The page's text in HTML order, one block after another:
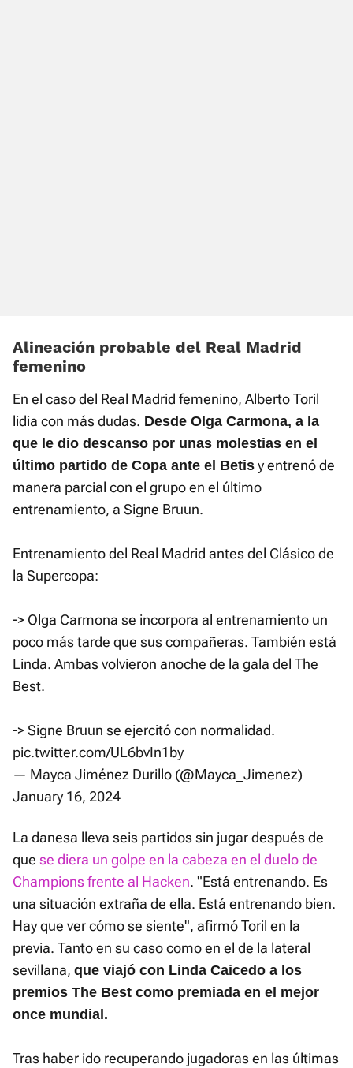
Alineación probable del Real Madrid
femenino
En el caso del Real Madrid femenino, Alberto Toril
lidia con más dudas. Desde Olga Carmona, a la
que le dio descanso por unas molestias en el
último partido de Copa ante el Betis y entrenó de
manera parcial con el grupo en el último
entrenamiento, a Signe Bruun.
Entrenamiento del Real Madrid antes del Clásico de
la Supercopa:
-> Olga Carmona se incorpora al entrenamiento un
poco más tarde que sus compañeras. También está
Linda. Ambas volvieron anoche de la gala del The
Best.
-> Signe Bruun se ejercitó con normalidad.
pic.twitter.com/UL6bvIn1by
— Mayca Jiménez Durillo (@Mayca_Jimenez)
January 16, 2024
La danesa lleva seis partidos sin jugar después de
que se diera un golpe en la cabeza en el duelo de
Champions frente al Hacken. "Está entrenando. Es
una situación extraña de ella. Está entrenando bien.
Hay que ver cómo se siente", afirmó Toril en la
previa. Tanto en su caso como en el de la lateral
sevillana, que viajó con Linda Caicedo a los
premios The Best como premiada en el mejor
once mundial.
Tras haber ido recuperando jugadoras en las últimas